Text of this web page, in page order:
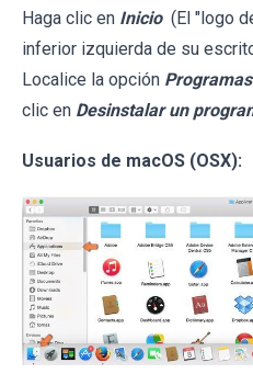
Haga clic en Inicio (El "logo
inferior izquierda de su
Localice la opción
clic en Desinstalar un
Usuarios de macOS (OSX):